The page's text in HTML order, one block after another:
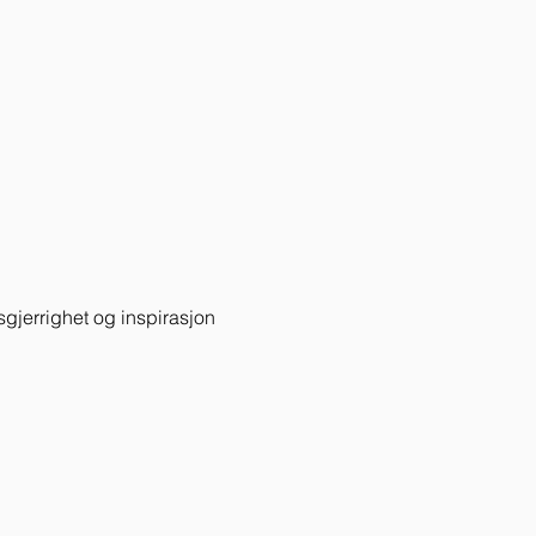
og inspirasjon